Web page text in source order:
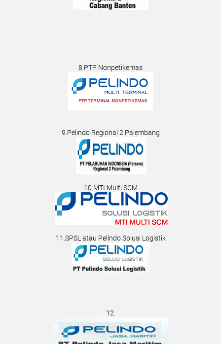
8.PTP Nonpetikemas
9.Pelindo Regional 2 Palembang
10.MTI Multi SCM
11.SPSL atau Pelindo Solusi Logistik
12.